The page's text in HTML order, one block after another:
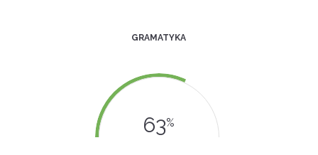
GRAMATYKA
63%